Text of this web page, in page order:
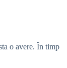
o avere. În timp